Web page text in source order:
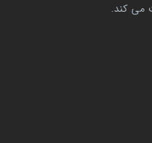
می کند.